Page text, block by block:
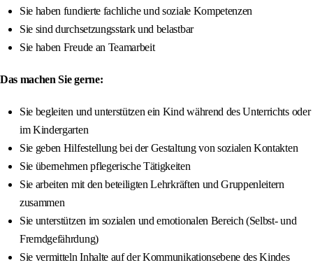
Sie haben fundierte fachliche und soziale Kompetenzen
Sie sind durchsetzungsstark und belastbar
Sie haben Freude an Teamarbeit
Das machen Sie gerne:
Sie begleiten und unterstützen ein Kind während des Unterrichts oder
im Kindergarten
Sie geben Hilfestellung bei der Gestaltung von sozialen Kontakten
Sie übernehmen pflegerische Tätigkeiten
Sie arbeiten mit den beteiligten Lehrkräften und Gruppenleitern
zusammen
Sie unterstützen im sozialen und emotionalen Bereich (Selbst- und
Fremdgefährdung)
Sie vermitteln Inhalte auf der Kommunikationsebene des Kindes